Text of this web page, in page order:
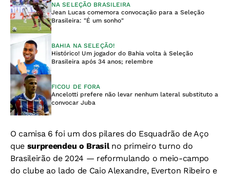
NA SELEÇÃO BRASILEIRA
Jean Lucas comemora convocação para a Seleção
Brasileira: "É um sonho"
BAHIA NA SELEÇÃO!
Histórico! Um jogador do Bahia volta à Seleção
Brasileira após 34 anos; relembre
FICOU DE FORA
Ancelotti prefere não levar nenhum lateral substituto a
convocar Juba
O camisa 6 foi um dos pilares do Esquadrão de Aço
que surpreendeu o Brasilno primeiro turno do
Brasileirão de 2024 — reformulando o meio-campo
do clube ao lado de Caio Alexandre, Everton Ribeiro e